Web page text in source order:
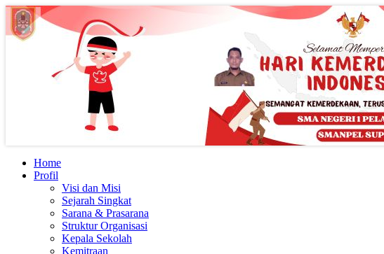
Home
Profil
Visi dan Misi
Sejarah Singkat
Sarana & Prasarana
Struktur Organisasi
Kepala Sekolah
Kemitraan